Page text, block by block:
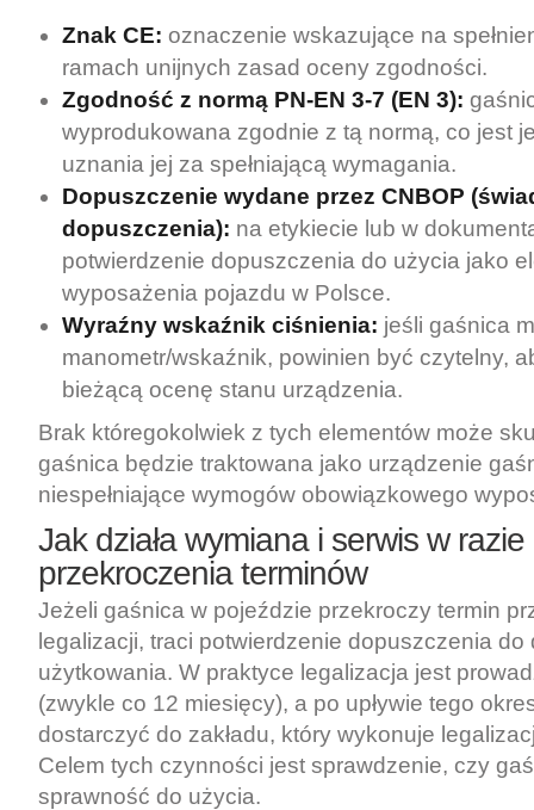
Znak CE: oznaczenie wskazujące na
ramach unijnych zasad oceny zgodności.
Zgodność z normą PN-EN 3-7 (EN 3):
wyprodukowana zgodnie z tą normą, co jest
uznania jej za spełniającą wymagania.
Dopuszczenie wydane przez CNBOP
dopuszczenia): na etykiecie lub w
potwierdzenie dopuszczenia do użycia jako
wyposażenia pojazdu w Polsce.
Wyraźny wskaźnik ciśnienia: jeśli gaśnica
manometr/wskaźnik, powinien być czytelny,
bieżącą ocenę stanu urządzenia.
Brak któregokolwiek z tych elementów może
gaśnica będzie traktowana jako urządzenie
niespełniające wymogów obowiązkowego
Jak działa wymiana i serwis w razie
przekroczenia terminów
Jeżeli gaśnica w pojeździe przekroczy termin
legalizacji, traci potwierdzenie dopuszczenia do
użytkowania. W praktyce legalizacja jest
(zwykle co 12 miesięcy), a po upływie tego
dostarczyć do zakładu, który wykonuje
Celem tych czynności jest sprawdzenie, czy
sprawność do użycia.